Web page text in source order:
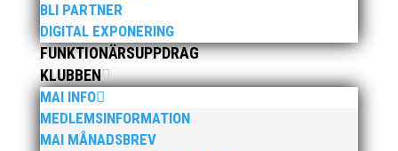
BLI PARTNER
DIGITAL EXPONERING
FUNKTIONÄRSUPPDRAG
KLUBBEN
MAI INFO
MEDLEMSINFORMATION
MAI MÅNADSBREV
Som traditionen bjuder så var vi ett helt gäng löpare
från MAI RUNNERS som sprang det mysiga
Sylvesterloppet på självaste nyårsafton. Formen är
enkel, ett eller två varv runt Pildammsparken (2,7 km
respektive 5,4 kilometer), med tidtagning på de fem
främsta i varje...